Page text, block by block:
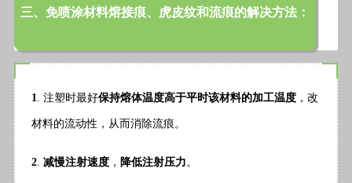
三、免喷涂材料熔接痕、虎皮纹和流痕的解决方法：
1. 注塑时最好保持熔体温度高于平时该材料的加工温度 ，改
材料的流动性，从而消除流痕。
2. 减慢注射速度 ， 降低注射压力。